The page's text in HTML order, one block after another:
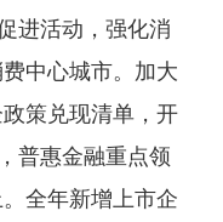
进活动，强化消
中心城市。加大
策兑现清单，开
普惠金融重点领
全年新增上市企